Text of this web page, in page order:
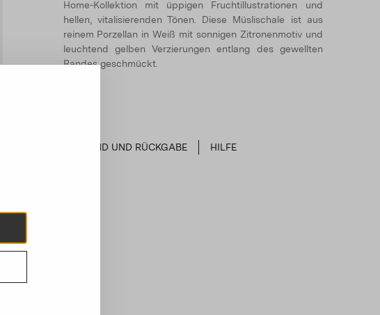
Home-Kollektion mit üppigen Fruchtillustrationen und
hellen, vitalisierenden Tönen. Diese Müslischale ist aus
reinem Porzellan in Weiß mit sonnigen Zitronenmotiv und
leuchtend gelben Verzierungen entlang des gewellten
Randes geschmückt.
VERSAND UND RÜCKGABE HILFE